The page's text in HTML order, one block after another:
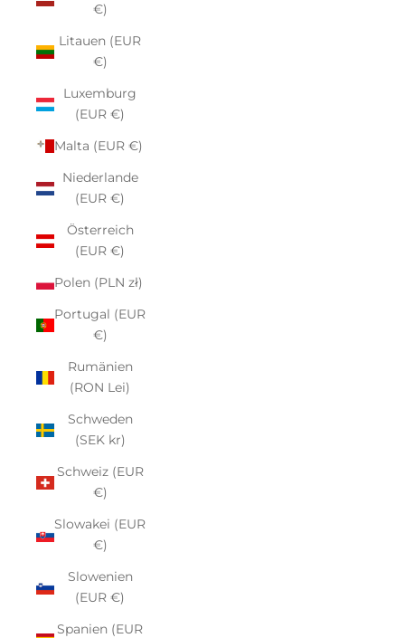
€)
Litauen (EUR
€)
Luxemburg
(EUR €)
Malta (EUR €)
Niederlande
(EUR €)
Österreich
(EUR €)
Polen (PLN zł)
Portugal (EUR
€)
Rumänien
(RON Lei)
Schweden
(SEK kr)
Schweiz (EUR
€)
Slowakei (EUR
€)
Slowenien
(EUR €)
Spanien (EUR